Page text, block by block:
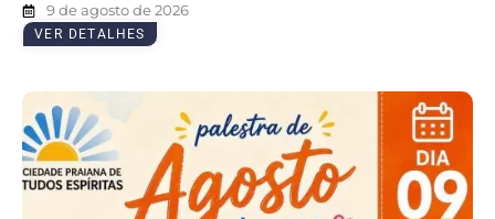
9 de agosto de 2026
VER DETALHES